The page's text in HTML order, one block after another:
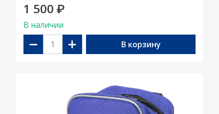
1 500 ₽
В наличии
− + В корзину